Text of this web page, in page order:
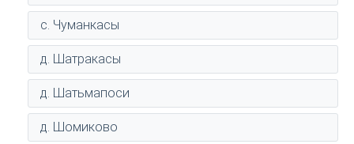
с. Чуманкасы
д. Шатракасы
д. Шатьмапоси
д. Шомиково